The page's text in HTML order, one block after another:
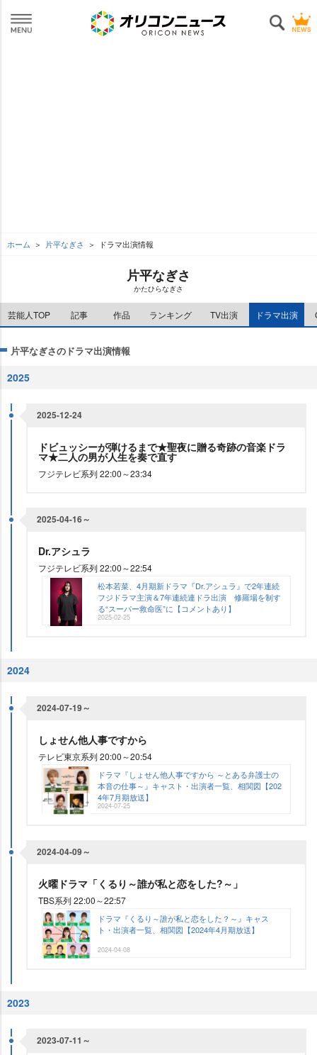
ホーム 片平なぎさ ドラマ出演情報
片平なぎさ
かたひらなぎさ
芸能人TOP 記事 作品 ランキング TV出演 ドラマ出演
片平なぎさのドラマ出演情報
2025
2025-12-24
ドビュッシーが弾けるまで★聖夜に贈る奇跡の音楽ドラ
マ★二人の男が人生を奏で直す
フジテレビ系列 22:00～23:34
2025-04-16～
Dr.アシュラ
フジテレビ系列 22:00～22:54
松本若菜、4月期新ドラマ『Dr.アシュラ』で2年連続
フジドラマ主演＆7年連続連ドラ出演 修羅場を制す
る“スーパー救命医”に【コメントあり】
2025-02-25
2024
2024-07-19～
しょせん他人事ですから
テレビ東京系列 20:00～20:54
ドラマ『しょせん他人事ですから ～とある弁護士の
本音の仕事～』キャスト・出演者一覧、相関図【202
4年7月期放送】
2024-07-25
2024-04-09～
火曜ドラマ「くるり～誰が私と恋をした?～」
TBS系列 22:00～22:57
ドラマ『くるり～誰が私と恋をした？～』キャス
ト・出演者一覧、相関図【2024年4月期放送】
2024-04-08
2023
2023-07-11～